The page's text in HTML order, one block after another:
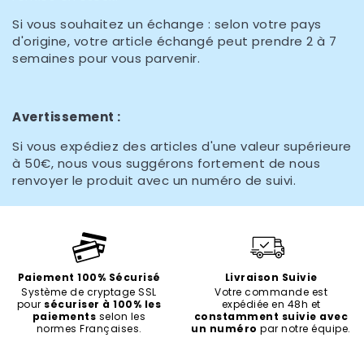
Si vous souhaitez un échange : selon votre pays
d'origine, votre article échangé peut prendre 2 à 7
semaines pour vous parvenir.
Avertissement :
Si vous expédiez des articles d'une valeur supérieure
à 50€, nous vous suggérons fortement de nous
renvoyer le produit avec un numéro de suivi.
Paiement 100% Sécurisé
Système de cryptage SSL
pour sécuriser à 100% les
paiements selon les
normes Françaises.
Livraison Suivie
Votre commande est
expédiée en 48h et
constamment suivie avec
un numéro par notre équipe.